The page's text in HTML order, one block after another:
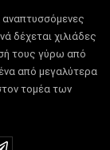
αναπτυσσόμενες
δέχεται χιλιάδες
τους γύρω από
από μεγαλύτερα
τομέα των